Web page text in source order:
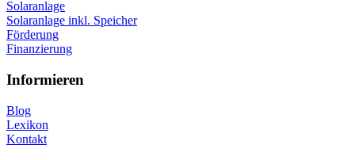
Solaranlage
Solaranlage inkl. Speicher
Förderung
Finanzierung
Informieren
Blog
Lexikon
Kontakt